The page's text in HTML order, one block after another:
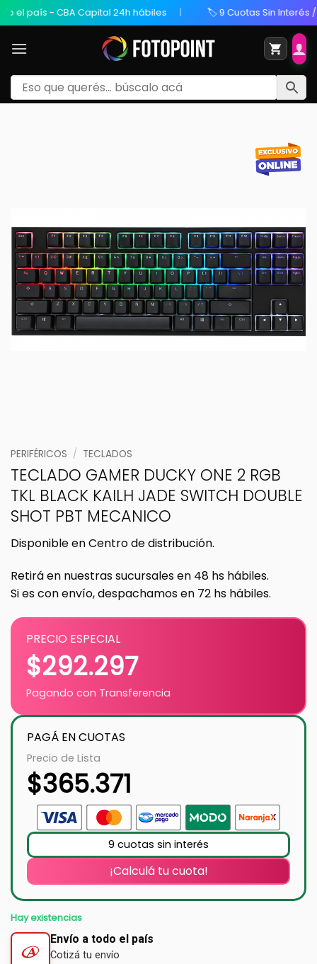
país - CBA Capital 24h hábiles 🏷️ 9 Cuotas Sin Interés /
PERIFÉRICOS / TECLADOS
TECLADO GAMER DUCKY ONE 2 RGB
TKL BLACK KAILH JADE SWITCH DOUBLE
SHOT PBT MECANICO
Disponible en Centro de distribución.
Retirá en nuestras sucursales en 48 hs hábiles.
Si es con envío, despachamos en 72 hs hábiles.
PRECIO ESPECIAL
$292.297
Pagando con Transferencia
PAGÁ EN CUOTAS
Precio de Lista
$365.371
9 cuotas sin interés
¡Calculá tu cuota!
Hay existencias
Envío a todo el país
Cotizá tu envío